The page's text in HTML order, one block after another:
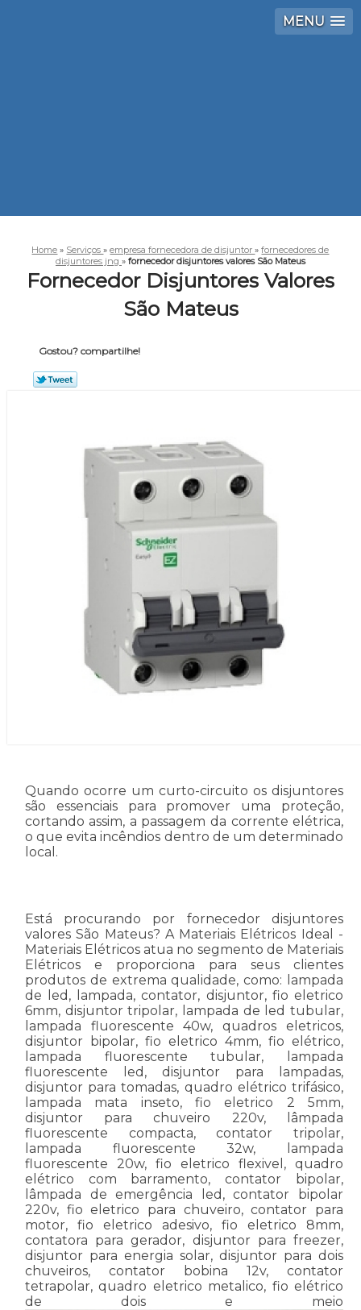
MENU
Home » Serviços»empresa fornecedora de disjuntor»fornecedores de
disjuntores jng » fornecedor disjuntores valores São Mateus
Fornecedor Disjuntores Valores
São Mateus
Gostou? compartilhe!
Quando ocorre um curto-circuito os disjuntores
são essenciais para promover uma proteção,
cortando assim, a passagem da corrente elétrica,
o que evita incêndios dentro de um determinado
local.
Está procurando por fornecedor disjuntores
valores São Mateus? A Materiais Elétricos Ideal -
Materiais Elétricos atua no segmento de Materiais
Elétricos e proporciona para seus clientes
produtos de extrema qualidade, como: lampada
de led, lampada, contator, disjuntor, fio eletrico
6mm, disjuntor tripolar, lampada de led tubular,
lampada fluorescente 40w, quadros eletricos,
disjuntor bipolar, fio eletrico 4mm, fio elétrico,
lampada fluorescente tubular, lampada
fluorescente led, disjuntor para lampadas,
disjuntor para tomadas, quadro elétrico trifásico,
lampada mata inseto, fio eletrico 2 5mm,
disjuntor para chuveiro 220v, lâmpada
fluorescente compacta, contator tripolar,
lampada fluorescente 32w, lampada
fluorescente 20w, fio eletrico flexivel, quadro
elétrico com barramento, contator bipolar,
lâmpada de emergência led, contator bipolar
220v, fio eletrico para chuveiro, contator para
motor, fio eletrico adesivo, fio eletrico 8mm,
contatora para gerador, disjuntor para freezer,
disjuntor para energia solar, disjuntor para dois
chuveiros, contator bobina 12v, contator
tetrapolar, quadro eletrico metalico, fio elétrico
de dois e meio